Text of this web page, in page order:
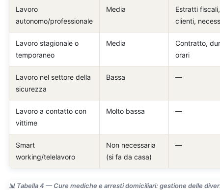
Lavoro
autonomo/professionale
Media
Estratti fiscali,
clienti,
Lavoro stagionale o
temporaneo
Media
Contratto,
orari
Lavoro nel settore della
sicurezza
Bassa —
Lavoro a contatto con
vittime
Molto bassa —
Smart
working/telelavoro
Non necessaria
(si fa da casa)
—
📊 Tabella 4 — Cure mediche e arresti domiciliari: gestione delle